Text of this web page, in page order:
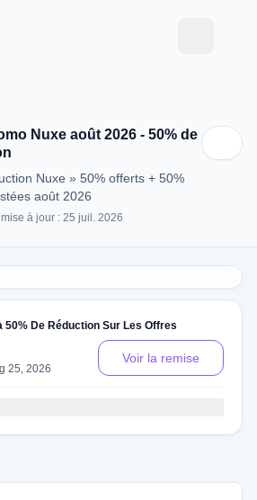
Nuxe août 2026 - 50% de
Nuxe » 50% offerts + 50%
août 2026
à jour : 25 juil. 2026
50% De Réduction Sur Les Offres
25, 2026
Voir la remise